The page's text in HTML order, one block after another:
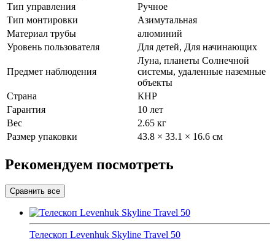
Тип управления
Ручное
Тип монтировки
Азимутальная
Материал трубы
алюминий
Уровень пользователя
Для детей, Для начинающих
Предмет наблюдения
Луна, планеты Солнечной
системы, удаленные наземные
объекты
Страна
КНР
Гарантия
10 лет
Вес
2.65 кг
Размер упаковки
43.8 × 33.1 × 16.6 см
Рекомендуем посмотреть
Телескоп Levenhuk Skyline Travel 50